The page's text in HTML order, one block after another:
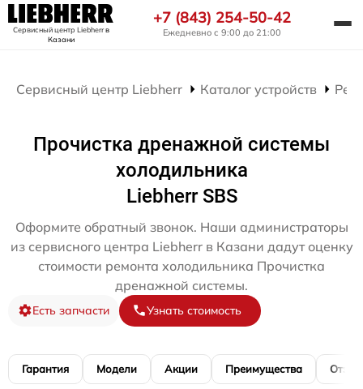
Сервисный центр Liebherrв
Казани
+7 (843) 254-50-42
Ежедневно с 9:00 до 21:00
Сервисный центр Liebherr Каталог устройств
Прочистка дренажной системы
холодильника
Liebherr SBS
Оформите обратный звонок. Наши администраторы
из сервисного центра Liebherr в Казани дадут оценку
стоимости ремонта холодильника Прочистка
дренажной системы.
Есть запчасти Узнать стоимость
Гарантия Модели Акции Преимущества